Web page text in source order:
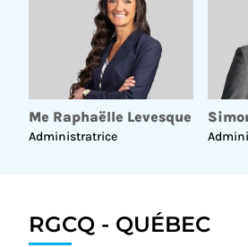
Me Raphaëlle Levesque
Administratrice
RGCQ - QUÉBEC